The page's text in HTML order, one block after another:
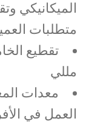
الميكانيكي
متطلبات
مللي
معدات
العمل في الأفران